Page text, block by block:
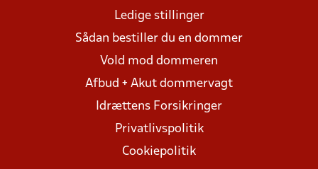
Ledige stillinger
Sådan bestiller du en dommer
Vold mod dommeren
Afbud + Akut dommervagt
Idrættens Forsikringer
Privatlivspolitik
Cookiepolitik